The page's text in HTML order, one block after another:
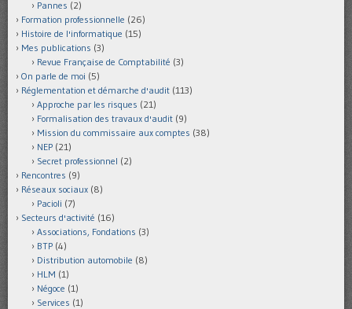
Pannes (2)
Formation professionnelle (26)
Histoire de l'informatique (15)
Mes publications (3)
Revue Française de Comptabilité (3)
On parle de moi (5)
Réglementation et démarche d'audit (113)
Approche par les risques (21)
Formalisation des travaux d'audit (9)
Mission du commissaire aux comptes (38)
NEP (21)
Secret professionnel (2)
Rencontres (9)
Réseaux sociaux (8)
Pacioli (7)
Secteurs d'activité (16)
Associations, Fondations (3)
BTP (4)
Distribution automobile (8)
HLM (1)
Négoce (1)
Services (1)